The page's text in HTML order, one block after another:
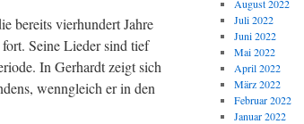
bereits vierhundert Jahre
Seine Lieder sind tief
In Gerhardt zeigt sich
wenngleich er in den
August 2022
Juli 2022
Juni 2022
Mai 2022
April 2022
März 2022
Februar 2022
Januar 2022